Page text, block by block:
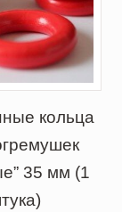
кольца
35 мм (1